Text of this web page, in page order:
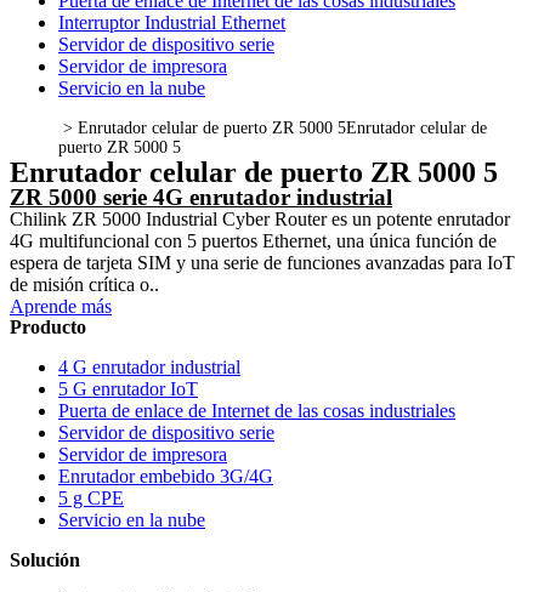
Interruptor Industrial Ethernet
Servidor de dispositivo serie
Servidor de impresora
Servicio en la nube
> Enrutador celular de puerto ZR 5000 5Enrutador celular de
puerto ZR 5000 5
Enrutador celular de puerto ZR 5000 5
ZR 5000 serie 4G enrutador industrial
Chilink ZR 5000 Industrial Cyber ​​Router es un potente enrutador
4G multifuncional con 5 puertos Ethernet, una única función de
espera de tarjeta SIM y una serie de funciones avanzadas para IoT
de misión crítica o..
Aprende más
Producto
4 G enrutador industrial
5 G enrutador IoT
Puerta de enlace de Internet de las cosas industriales
Servidor de dispositivo serie
Servidor de impresora
Enrutador embebido 3G/4G
5 g CPE
Servicio en la nube
Solución